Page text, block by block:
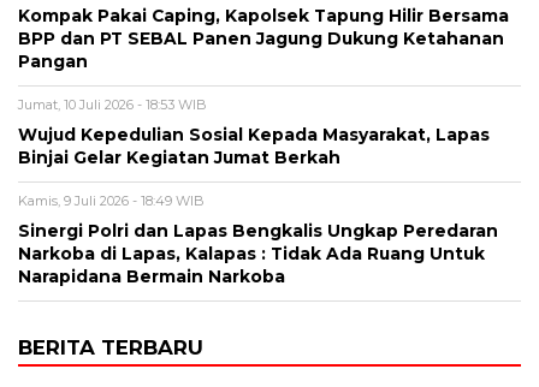
Kompak Pakai Caping, Kapolsek Tapung Hilir Bersama
BPP dan PT SEBAL Panen Jagung Dukung Ketahanan
Pangan
Jumat, 10 Juli 2026 - 18:53 WIB
Wujud Kepedulian Sosial Kepada Masyarakat, Lapas
Binjai Gelar Kegiatan Jumat Berkah
Kamis, 9 Juli 2026 - 18:49 WIB
Sinergi Polri dan Lapas Bengkalis Ungkap Peredaran
Narkoba di Lapas, Kalapas : Tidak Ada Ruang Untuk
Narapidana Bermain Narkoba
BERITA TERBARU